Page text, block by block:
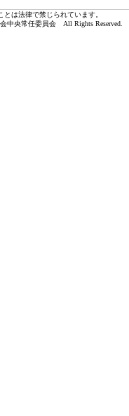
は法律で禁じられています。
中央常任委員会 All Rights Reserved.